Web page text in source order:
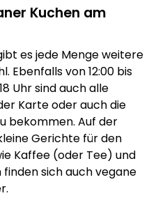
Kuchen am
es jede Menge weitere
Ebenfalls von 12:00 bis
Uhr sind auch alle
Karte oder auch die
bekommen. Auf der
Gerichte für den
Kaffee (oder Tee) und
sich auch vegane